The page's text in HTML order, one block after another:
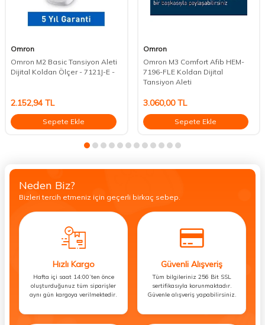
Omron
Omron M2 Basic Tansiyon Aleti
Dijital Koldan Ölçer - 7121J-E -
2.152,94 TL
Sepete Ekle
Omron
Omron M3 Comfort Afib HEM-
7196-FLE Koldan Dijital
Tansiyon Aleti
3.060,00TL
Sepete Ekle
Neden Biz?
Bizleri tercih etmeniz için geçerli birkaç sebep.
Hızlı Kargo
Hafta içi saat 14:00’ten önce
oluşturduğunuz tüm siparişler
aynı gün kargoya verilmektedir.
Güvenli Alışveriş
Tüm bilgileriniz 256 Bit SSL
sertifikasıyla korunmaktadır.
Güvenle alışveriş yapabilirsiniz.